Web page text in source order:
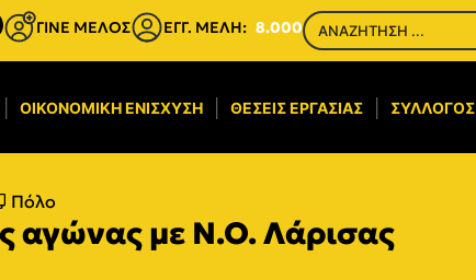
ΓΙΝΕ ΜΕΛΟΣ ΕΓΓ. ΜΕΛΗ: 8.000
ΟΙΚΟΝΟΜΙΚΉ ΕΝΊΣΧΥΣΗ​ ΘΈΣΕΙΣ ΕΡΓΑΣΊΑΣ ΣΎΛΛΟΓΟΣ
Πόλο
αγώνας με Ν.Ο. Λάρισας